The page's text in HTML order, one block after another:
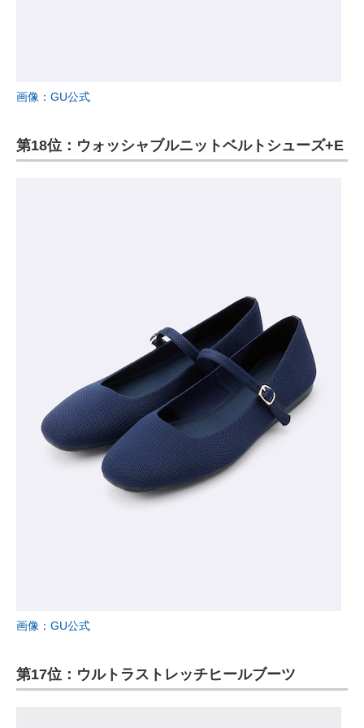
画像：GU公式
第18位：ウォッシャブルニットベルトシューズ+E
画像：GU公式
第17位：ウルトラストレッチヒールブーツ